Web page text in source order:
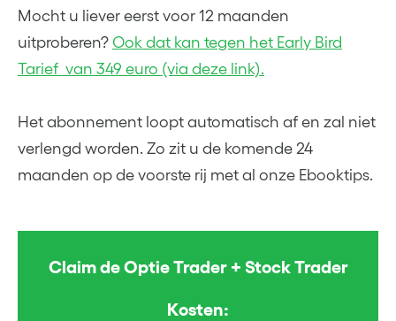
Mocht u liever eerst voor 12 maanden
uitproberen? Ook dat kan tegen het Early Bird
Tarief van 349 euro (via deze link).
Het abonnement loopt automatisch af en zal niet
verlengd worden. Zo zit u de komende 24
maanden op de voorste rij met al onze Ebooktips.
Claim de Optie Trader + Stock Trader
Kosten: